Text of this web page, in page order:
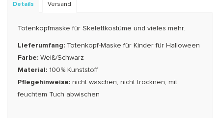
Details Versand
Totenkopfmaske für Skelettkostüme und vieles mehr.
Lieferumfang: Totenkopf-Maske für Kinder für Halloween
Farbe: Weiß/Schwarz
Material: 100% Kunststoff
Pflegehinweise: nicht waschen, nicht trocknen, mit
feuchtem Tuch abwischen